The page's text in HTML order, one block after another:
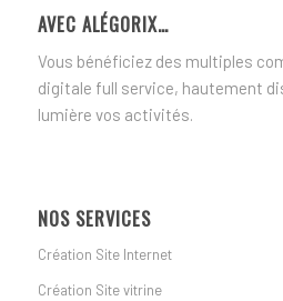
AVEC ALÉGORIX…
Vous bénéficiez des multiples
digitale full service, hautement
lumière vos activités.
NOS SERVICES
Création Site Internet
Création Site vitrine